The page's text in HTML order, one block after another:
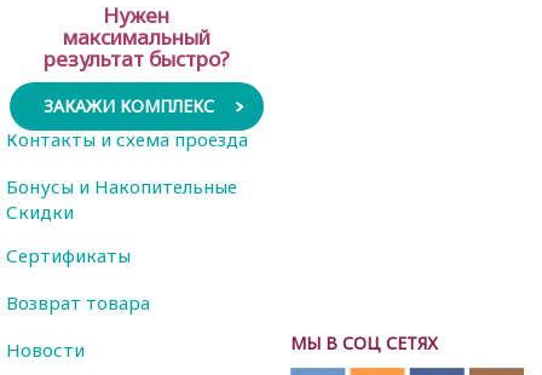
Нужен
максимальный
результат быстро?
ЗАКАЖИ КОМПЛЕКС
МЫ В СОЦ СЕТЯХ
Контакты и схема проезда
Бонусы и Накопительные
Скидки
Сертификаты
Возврат товара
Новости